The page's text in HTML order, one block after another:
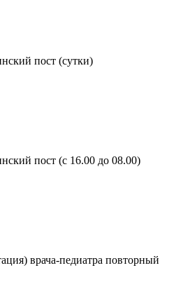
пост (сутки)
пост (с 16.00 до 08.00)
врача-педиатра повторный